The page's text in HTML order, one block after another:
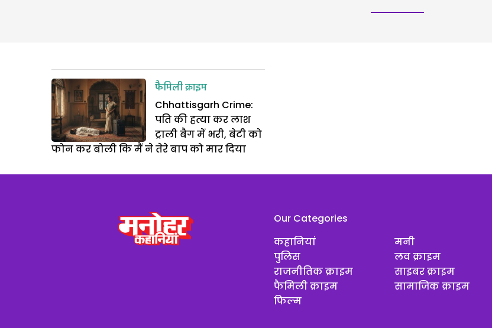
फैमिली क्राइम
Chhattisgarh Crime:
पति की हत्या कर लाश
ट्राली बैग में भरी, बेटी को
फोन कर बोली कि मैं ने तेरे बाप को मार दिया
Our Categories
कहानियां
पुलिस
राजनीतिक क्राइम
फैमिली क्राइम
फिल्म
मनी
लव क्राइम
साइबर क्राइम
सामाजिक क्राइम